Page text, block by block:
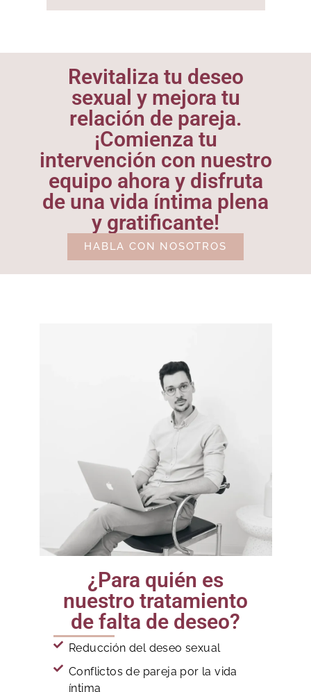
Revitaliza tu deseo
sexual y mejora tu
relación de pareja.
¡Comienza tu
intervención con nuestro
equipo ahora y disfruta
de una vida íntima plena
y gratificante!
HABLA CON NOSOTROS
¿Para quién es
nuestro tratamiento
de falta de deseo?
Reducción del deseo sexual
Conflictos de pareja por la vida
íntima